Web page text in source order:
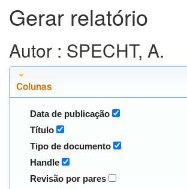
Gerar relatório
Autor : SPECHT, A.
Colunas
Data de publicação
Título
Tipo de documento
Handle
Revisão por pares